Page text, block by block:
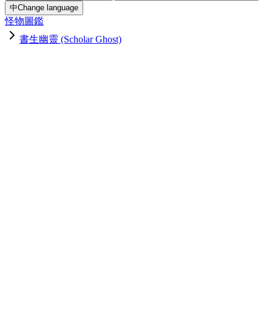
中Change language
怪物圖鑑
書生幽靈 (Scholar Ghost)